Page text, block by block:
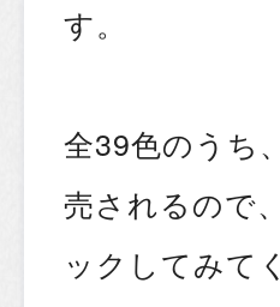
す。
全39色のうち
売されるので
ックしてみて